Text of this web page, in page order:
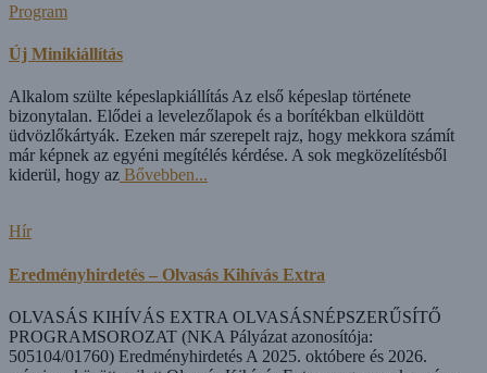
Program
Új Minikiállítás
Alkalom szülte képeslapkiállítás Az első képeslap története
bizonytalan. Elődei a levelezőlapok és a borítékban elküldött
üdvözlőkártyák. Ezeken már szerepelt rajz, hogy mekkora számít
már képnek az egyéni megítélés kérdése. A sok megközelítésből
kiderül, hogy az Bővebben...
Hír
Eredményhirdetés – Olvasás Kihívás Extra
OLVASÁS KIHÍVÁS EXTRA OLVASÁSNÉPSZERŰSÍTŐ
PROGRAMSOROZAT (NKA Pályázat azonosítója:
505104/01760) Eredményhirdetés A 2025. októbere és 2026.